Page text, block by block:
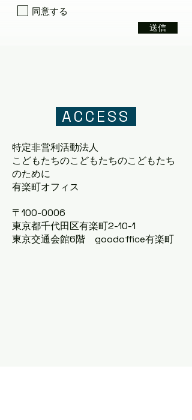
同意する
送信
ACCESS
特定非営利活動法人
こどもたちのこどもたちのこどもたち
のために
有楽町オフィス
〒100-0006
東京都千代田区有楽町2-10-1
東京交通会館6階 goodoffice有楽町